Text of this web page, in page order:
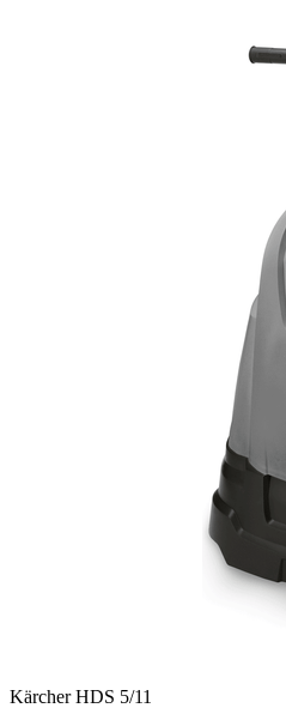
Kärcher HDS 5/11